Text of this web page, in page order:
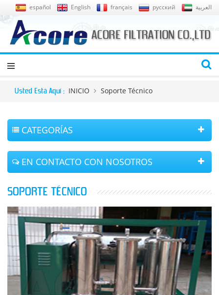
español English français русский العربية
Usted Está Aquí : INICIO Soporte Técnico
CATEGORÍAS
EN CONTACTO CON NOSOTROS
SOPORTE TÉCNICO